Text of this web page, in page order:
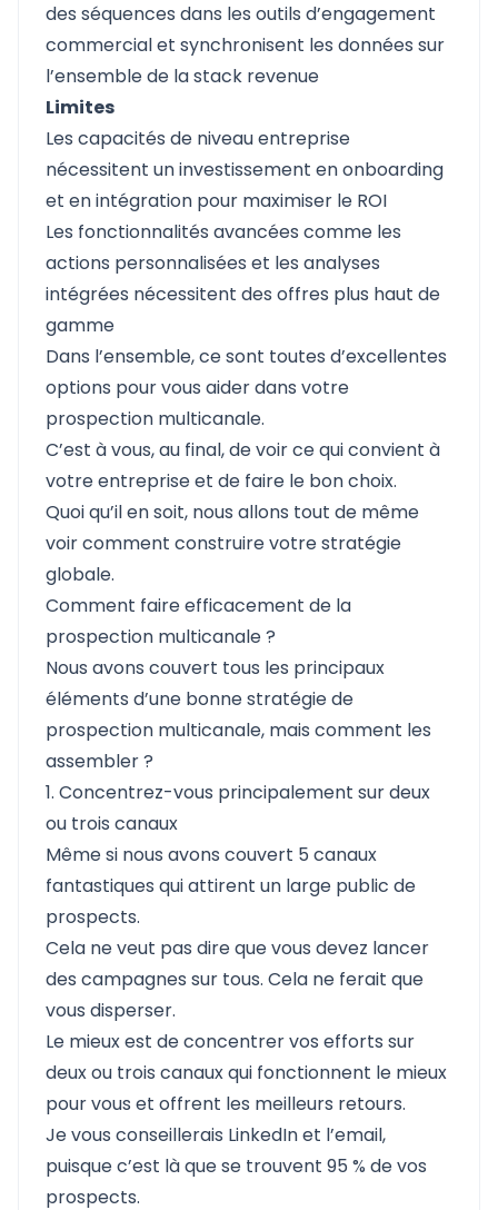
des séquences dans les outils d’engagement
commercial et synchronisent les données sur
l’ensemble de la stack revenue
Limites
Les capacités de niveau entreprise
nécessitent un investissement en onboarding
et en intégration pour maximiser le ROI
Les fonctionnalités avancées comme les
actions personnalisées et les analyses
intégrées nécessitent des offres plus haut de
gamme
Dans l’ensemble, ce sont toutes d’excellentes
options pour vous aider dans votre
prospection multicanale.
C’est à vous, au final, de voir ce qui convient à
votre entreprise et de faire le bon choix.
Quoi qu’il en soit, nous allons tout de même
voir comment construire votre stratégie
globale.
Comment faire efficacement de la
prospection multicanale ?
Nous avons couvert tous les principaux
éléments d’une bonne stratégie de
prospection multicanale, mais comment les
assembler ?
1. Concentrez-vous principalement sur deux
ou trois canaux
Même si nous avons couvert 5 canaux
fantastiques qui attirent un large public de
prospects.
Cela ne veut pas dire que vous devez lancer
des campagnes sur tous. Cela ne ferait que
vous disperser.
Le mieux est de concentrer vos efforts sur
deux ou trois canaux qui fonctionnent le mieux
pour vous et offrent les meilleurs retours.
Je vous conseillerais LinkedIn et l’email,
puisque c’est là que se trouvent 95 % de vos
prospects.